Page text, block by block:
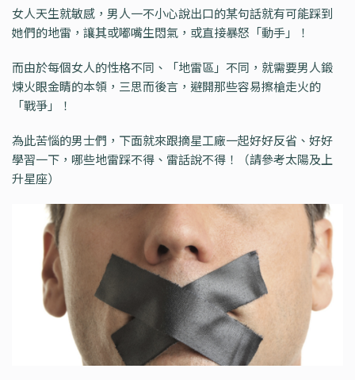
女人天生就敏感，男人一不小心說出口的某句話就有可能踩到
她們的地雷，讓其或嘟嘴生悶氣，或直接暴怒「動手」！
而由於每個女人的性格不同、「地雷區」不同，就需要男人鍛
煉火眼金睛的本領，三思而後言，避開那些容易擦槍走火的
「戰爭」！
為此苦惱的男士們，下面就來跟摘星工廠一起好好反省、好好
學習一下，哪些地雷踩不得、雷話說不得！（請參考太陽及上
升星座）